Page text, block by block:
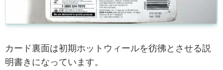
カード裏面は初期ホットウィールを彷彿とさせる説
明書きになっています。